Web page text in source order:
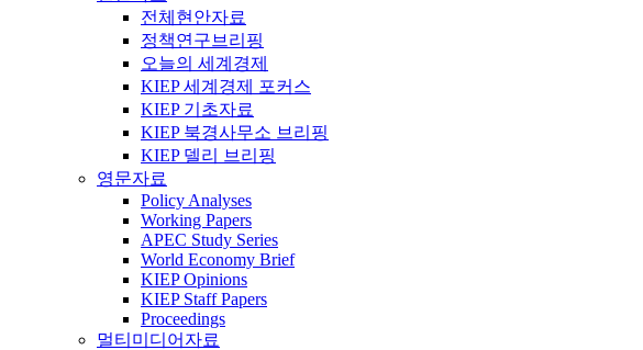
전체현안자료
정책연구브리핑
오늘의 세계경제
KIEP 세계경제 포커스
KIEP 기초자료
KIEP 북경사무소 브리핑
KIEP 델리 브리핑
영문자료
Policy Analyses
Working Papers
APEC Study Series
World Economy Brief
KIEP Opinions
KIEP Staff Papers
Proceedings
멀티미디어자료